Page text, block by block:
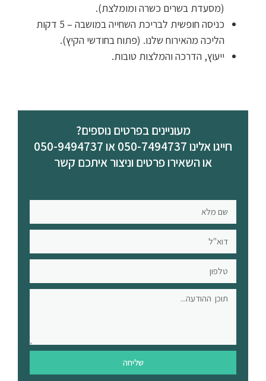
(מסעדת בשרים כשרה ומומלצת).
כניסה חופשית לבריכת השחייה במושבה – 5 דקות
הליכה מהאירוח שלנו. (פתוח בחודשי הקיץ).
ייעוץ, הדרכה והמלצות טובות.
מעוניינים בפרטים נוספים?
חייגו אלינו 050-7494737 או 050-9494737
או השאירו פרטים וניצור איתכם קשר
שליחה